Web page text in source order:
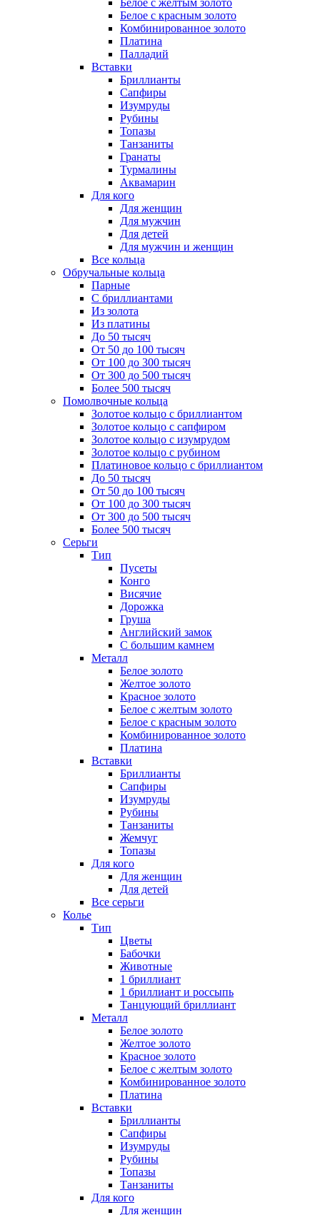
Белое с желтым золото
Белое с красным золото
Комбинированное золото
Платина
Палладий
Вставки
Бриллианты
Сапфиры
Изумруды
Рубины
Топазы
Танзаниты
Гранаты
Турмалины
Аквамарин
Для кого
Для женщин
Для мужчин
Для детей
Для мужчин и женщин
Все кольца
Обручальные кольца
Парные
С бриллиантами
Из золота
Из платины
До 50 тысяч
От 50 до 100 тысяч
От 100 до 300 тысяч
От 300 до 500 тысяч
Более 500 тысяч
Помолвочные кольца
Золотое кольцо с бриллиантом
Золотое кольцо с сапфиром
Золотое кольцо с изумрудом
Золотое кольцо с рубином
Платиновое кольцо с бриллиантом
До 50 тысяч
От 50 до 100 тысяч
От 100 до 300 тысяч
От 300 до 500 тысяч
Более 500 тысяч
Серьги
Тип
Пусеты
Конго
Висячие
Дорожка
Груша
Английский замок
С большим камнем
Металл
Белое золото
Желтое золото
Красное золото
Белое с желтым золото
Белое с красным золото
Комбинированное золото
Платина
Вставки
Бриллианты
Сапфиры
Изумруды
Рубины
Танзаниты
Жемчуг
Топазы
Для кого
Для женщин
Для детей
Все серьги
Колье
Тип
Цветы
Бабочки
Животные
1 бриллиант
1 бриллиант и россыпь
Танцующий бриллиант
Металл
Белое золото
Желтое золото
Красное золото
Белое с желтым золото
Комбинированное золото
Платина
Вставки
Бриллианты
Сапфиры
Изумруды
Рубины
Топазы
Танзаниты
Для кого
Для женщин